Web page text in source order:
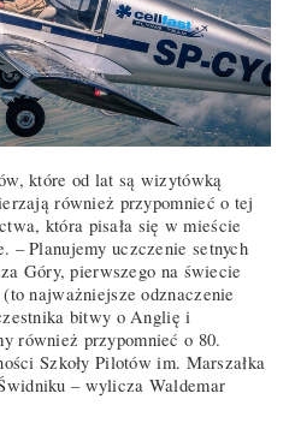
które od lat są wizytówką
również przypomnieć o tej
która pisała się w mieście
– Planujemy uczczenie setnych
Góry, pierwszego na świecie
najważniejsze odznaczenie
bitwy o Anglię i
również przypomnieć o 80.
Szkoły Pilotów im. Marszałka
– wylicza Waldemar